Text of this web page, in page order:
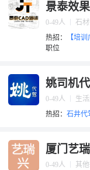
景泰效
0-49人
石
热招：
【培
职位
姚司机
0-49人
生
热招： 石井代
厦门艺
0-49人 其